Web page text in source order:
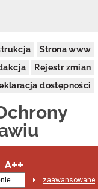
Strona www
Rejestr zmian
dostępności
A++
zaawansowane